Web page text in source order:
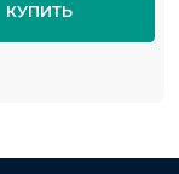
КУПИТЬ